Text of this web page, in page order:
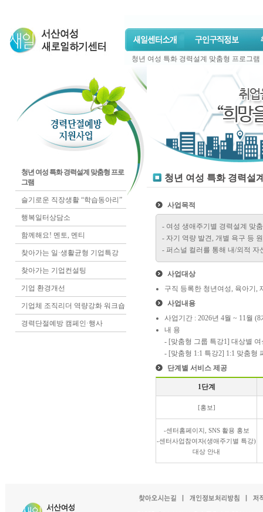
청년 여성 특화 경력설계 맞춤형 프로그램
청년 여성 특화 경력설계 맞춤형 프로
그램
슬기로운 직장생활 “학습동아리”
행복일터상담소
함께해요! 멘토, 멘티
찾아가는 일·생활균형 기업특강
찾아가는 기업컨설팅
기업 환경개선
기업체 조직리더 역량강화 워크숍
경력단절예방 캠페인·행사
청년 여성 특화 경력설
사업목적
- 여성 생애주기별 경력설계 맞
- 자기 역량 발견, 개별 욕구 등
- 퍼스널 컬러를 통해 내/외적
사업대상
구직 등록한 청년여성, 육아기,
사업내용
사업기간 : 2026년 4월 ~ 11월 (8
내 용
- [맞춤형 그룹 특강1] 대상별
- [맞춤형 1:1 특강2] 1:1 맞춤형
단계별 서비스 제공
1단계
[홍보]
-센터홈페이지, SNS 활용 홍보
-센터사업참여자(생애주기별 특강)
대상 안내